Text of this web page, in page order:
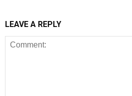
LEAVE A REPLY